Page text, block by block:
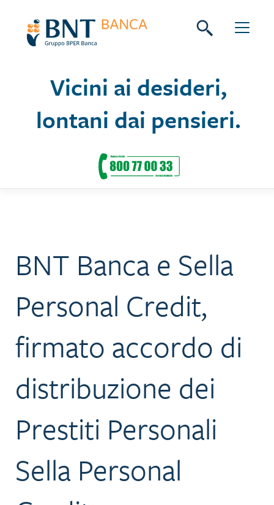
Vicini ai desideri,
lontani dai pensieri.
Seguici su:
BNT Banca e Sella
Personal Credit,
firmato accordo di
distribuzione dei
Prestiti Personali
Sella Personal